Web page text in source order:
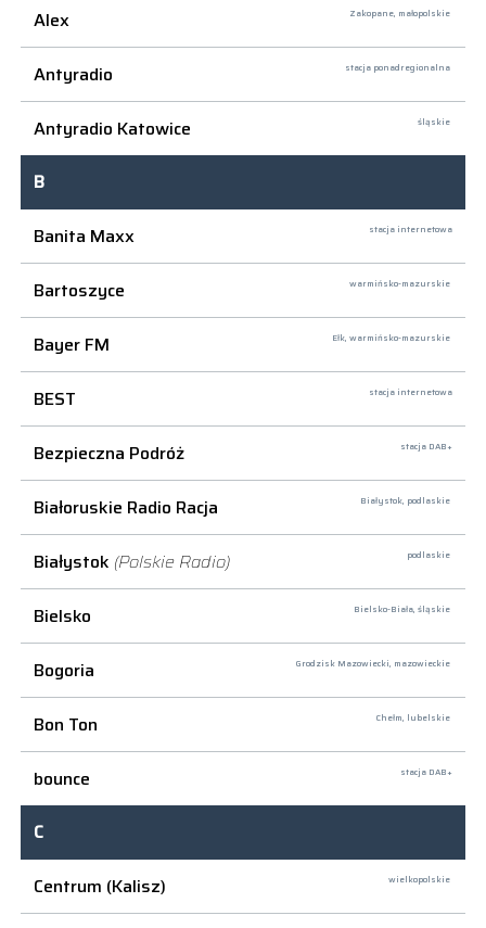
Alex Zakopane, małopolskie
Antyradio stacja ponadregionalna
Antyradio Katowice śląskie
B
Banita Maxx
stacja internetowa
Bartoszyce warmińsko-mazurskie
Bayer FM Ełk, warmińsko-mazurskie
BEST stacja internetowa
Bezpieczna Podróż stacja DAB+
Białoruskie Radio Racja Białystok, podlaskie
Białystok (Polskie Radio) podlaskie
Bielsko Bielsko-Biała, śląskie
Bogoria Grodzisk Mazowiecki, mazowieckie
Bon Ton Chełm, lubelskie
bounce stacja DAB+
C
Centrum (Kalisz)
wielkopolskie